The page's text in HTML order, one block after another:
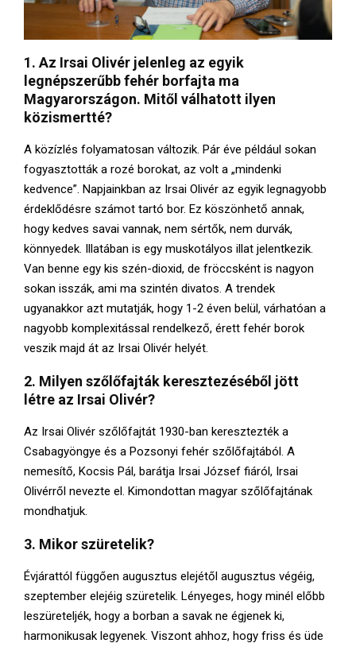
1. Az Irsai Olivér jelenleg az egyik
legnépszerűbb fehér borfajta ma
Magyarországon. Mitől válhatott ilyen
közismertté?
A közízlés folyamatosan változik. Pár éve például sokan
fogyasztották a rozé borokat, az volt a „mindenki
kedvence”. Napjainkban az Irsai Olivér az egyik legnagyobb
érdeklődésre számot tartó bor. Ez köszönhető annak,
hogy kedves savai vannak, nem sértők, nem durvák,
könnyedek. Illatában is egy muskotályos illat jelentkezik.
Van benne egy kis szén-dioxid, de fröccsként is nagyon
sokan isszák, ami ma szintén divatos. A trendek
ugyanakkor azt mutatják, hogy 1-2 éven belül, várhatóan a
nagyobb komplexitással rendelkező, érett fehér borok
veszik majd át az Irsai Olivér helyét.
2. Milyen szőlőfajták keresztezéséből jött
létre az Irsai Olivér?
Az Irsai Olivér szőlőfajtát 1930-ban keresztezték a
Csabagyöngye és a Pozsonyi fehér szőlőfajtából. A
nemesítő, Kocsis Pál, barátja Irsai József fiáról, Irsai
Olivérről nevezte el. Kimondottan magyar szőlőfajtának
mondhatjuk.
3. Mikor szüretelik?
Évjárattól függően augusztus elejétől augusztus végéig,
szeptember elejéig szüretelik. Lényeges, hogy minél előbb
leszüreteljék, hogy a borban a savak ne égjenek ki,
harmonikusak legyenek. Viszont ahhoz, hogy friss és üde